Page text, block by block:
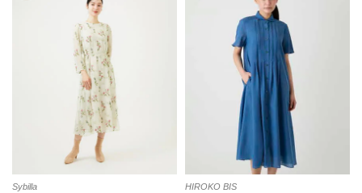
Sybilla HIROKO BIS